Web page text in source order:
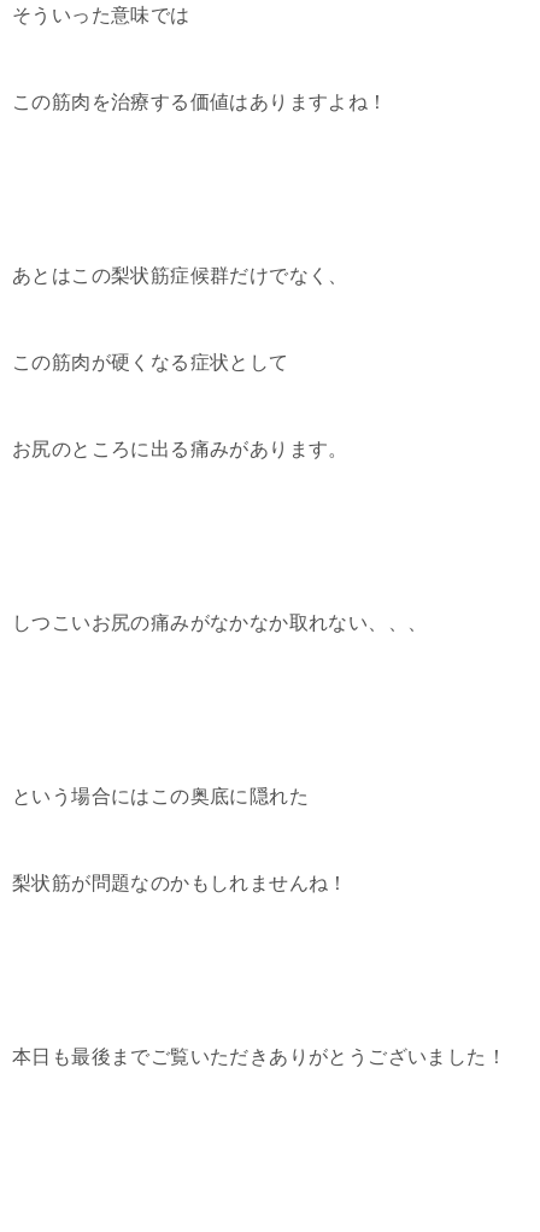
そういった意味では
この筋肉を治療する価値はありますよね！
あとはこの梨状筋症候群だけでなく、
この筋肉が硬くなる症状として
お尻のところに出る痛みがあります。
しつこいお尻の痛みがなかなか取れない、、、
という場合にはこの奥底に隠れた
梨状筋が問題なのかもしれませんね！
本日も最後までご覧いただきありがとうございました！